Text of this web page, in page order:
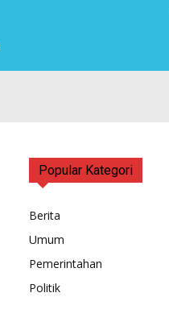
Popular Kategori
Berita
Umum
Pemerintahan
Politik